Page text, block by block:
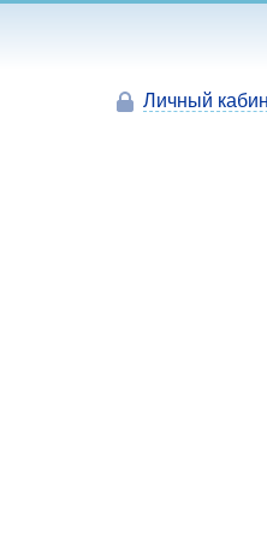
Личный